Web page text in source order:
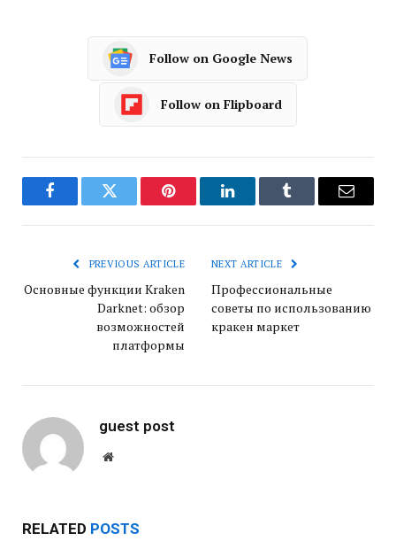
Follow on Google News
Follow on Flipboard
FacebookTwitter Pinterest LinkedInTumblr Email
PREVIOUS ARTICLE
Основные функции Kraken
Darknet: обзор
возможностей
платформы
NEXT ARTICLE
Профессиональные
советы по использованию
кракен маркет
guest post
Website
RELATED POSTS